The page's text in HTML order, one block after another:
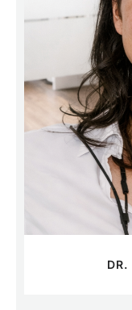
DR.